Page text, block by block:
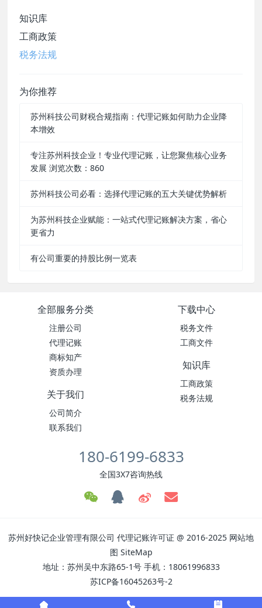
知识库
工商政策
税务法规
为你推荐
苏州科技公司财税合规指南：代理记账如何助力企业降
本增效
专注苏州科技企业！专业代理记账，让您聚焦核心业务
发展 浏览次数：860
苏州科技公司必看：选择代理记账的五大关键优势解析
为苏州科技企业赋能：一站式代理记账解决方案，省心
更省力
有公司重要的持股比例一览表
全部服务分类
注册公司
代理记账
商标知产
资质办理
下载中心
税务文件
工商文件
知识库
工商政策
税务法规
关于我们
公司简介
联系我们
180-6199-6833
全国3X7咨询热线
苏州好快记企业管理有限公司 代理记账许可证 @ 2016-2025 网站地
图 SiteMap
地址：苏州吴中东路65-1号 手机：18061996833
苏ICP备16045263号-2